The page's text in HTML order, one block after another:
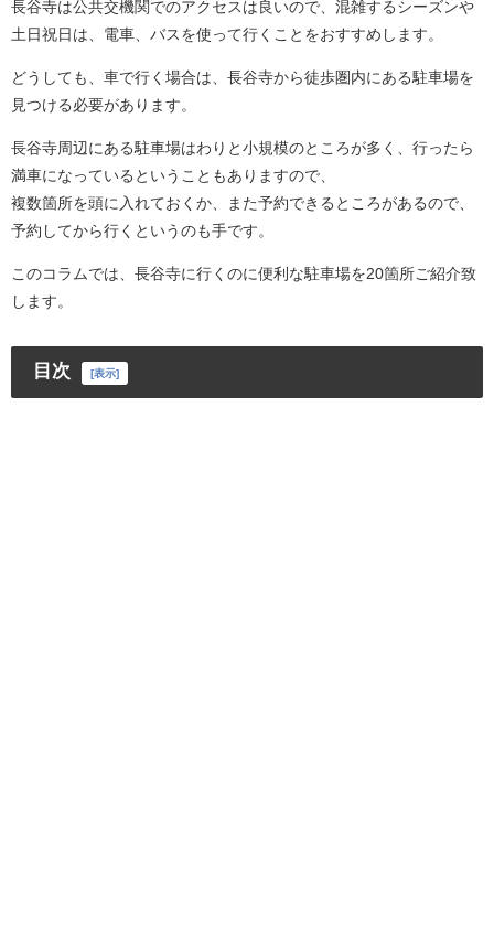
長谷寺は公共交機関でのアクセスは良いので、混雑するシーズンや
土日祝日は、電車、バスを使って行くことをおすすめします。
どうしても、車で行く場合は、長谷寺から徒歩圏内にある駐車場を
見つける必要があります。
長谷寺周辺にある駐車場はわりと小規模のところが多く、行ったら
満車になっているということもありますので、
複数箇所を頭に入れておくか、また予約できるところがあるので、
予約してから行くというのも手です。
このコラムでは、長谷寺に行くのに便利な駐車場を20箇所ご紹介致
します。
目次 [表示]